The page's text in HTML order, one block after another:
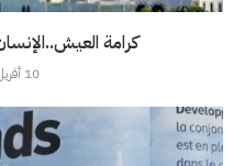
كرامة
10 أفريل، 2026